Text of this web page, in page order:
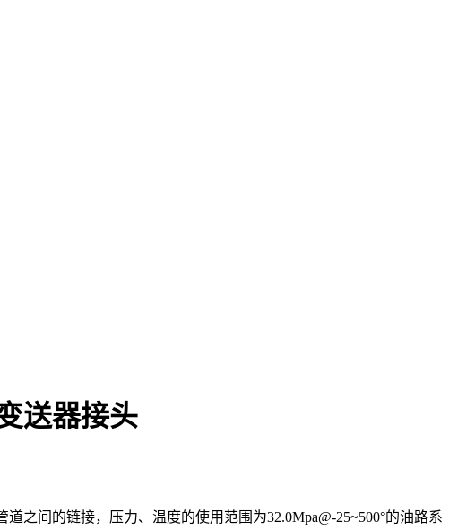
送器接头
之间的链接，压力、温度的使用范围为32.0Mpa@-25~500°的油路系